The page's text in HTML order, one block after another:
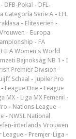
- DFB-Pokal - DFL-
Categoría Serie A - EFL
- Eliteserien -
- Europa
- FA
FIFA Women's World
Bajnokság NB 1 - I
Premier Division -
Schaal - Jupiler Pro
- League One - League
MX - Liga MX Femenil -
- Nations League -
- NWSL National
interlands Vrouwen
League - Premjer-Liga -